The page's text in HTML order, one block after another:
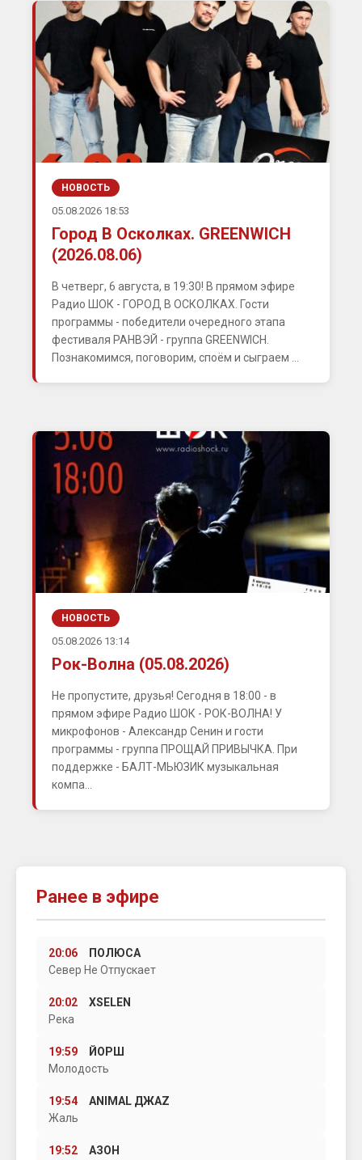
НОВОСТЬ
05.08.2026 18:53
Город В Осколках. GREENWICH
(2026.08.06)
В четверг, 6 августа, в 19:30! В прямом эфире
Радио ШОК - ГОРОД В ОСКОЛКАХ. Гости
программы - победители очередного этапа
фестиваля РАНВЭЙ - группа GREENWICH.
Познакомимся, поговорим, споём и сыграем ...
НОВОСТЬ
05.08.2026 13:14
Рок-Волна (05.08.2026)
Не пропустите, друзья! Сегодня в 18:00 - в
прямом эфире Радио ШОК - РОК-ВОЛНА! У
микрофонов - Александр Сенин и гости
программы - группа ПРОЩАЙ ПРИВЫЧКА. При
поддержке - БАЛТ-МЬЮЗИК музыкальная
компа...
Ранее в эфире
20:06
ПОЛЮСА
Север Не Отпускает
20:02
XSELEN
Река
19:59
ЙОРШ
Молодость
19:54
ANIMAL ДЖАZ
Жаль
19:52 АЗОН